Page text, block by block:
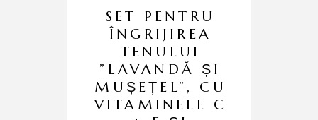
SET PENTRU
ÎNGRIJIREA
TENULUI
”LAVANDĂ ȘI
MUȘEȚEL”, CU
VITAMINELE C